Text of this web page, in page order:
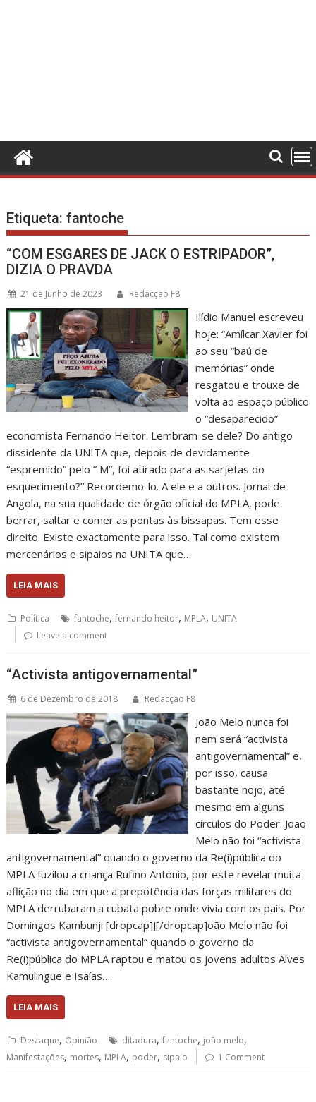
Etiqueta:fantoche
“COM ESGARES DE JACK O ESTRIPADOR”,
DIZIA O PRAVDA
21 de Junho de 2023 Redacção F8
Ilídio Manuel escreveu
hoje: “Amílcar Xavier foi
ao seu “baú de
memórias” onde
resgatou e trouxe de
volta ao espaço público
o “desaparecido”
economista Fernando Heitor. Lembram-se dele? Do antigo
dissidente da UNITA que, depois de devidamente
“espremido” pelo ” M”, foi atirado para as sarjetas do
esquecimento?” Recordemo-lo. A ele e a outros. Jornal de
Angola, na sua qualidade de órgão oficial do MPLA, pode
berrar, saltar e comer as pontas às bissapas. Tem esse
direito. Existe exactamente para isso. Tal como existem
mercenários e sipaios na UNITA que…
LEIA MAIS
Política fantoche,fernando heitor, MPLA, UNITA
Leave a comment
“Activista antigovernamental”
6 de Dezembro de 2018 Redacção F8
João Melo nunca foi
nem será “activista
antigovernamental” e,
por isso, causa
bastante nojo, até
mesmo em alguns
círculos do Poder. João
Melo não foi “activista
antigovernamental” quando o governo da Re(i)pública do
MPLA fuzilou a criança Rufino António, por este revelar muita
aflição no dia em que a prepotência das forças militares do
MPLA derrubaram a cubata pobre onde vivia com os pais. Por
Domingos Kambunji [dropcap]J[/dropcap]oão Melo não foi
“activista antigovernamental” quando o governo da
Re(i)pública do MPLA raptou e matou os jovens adultos Alves
Kamulingue e Isaías…
LEIA MAIS
Destaque, Opinião ditadura,fantoche, joão melo,
Manifestações, mortes, MPLA, poder, sipaio 1 Comment